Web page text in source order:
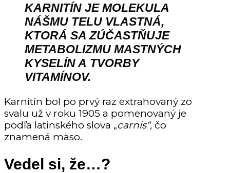
KARNITÍN JEMOLEKULA
NÁŠMU TELU VLASTNÁ,
KTORÁ SA ZÚČASTŇUJE
METABOLIZMU MASTNÝCH
KYSELÍN A TVORBY
VITAMÍNOV.
Karnitín bol po prvý raz extrahovaný zo
svalu už v roku 1905 a pomenovaný je
podľa latinského slova „carnis“, čo
znamená mäso.
Vedel si, že…?